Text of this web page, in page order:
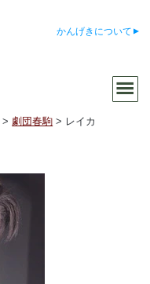
かんげきについて
>劇団春駒 > レイカ